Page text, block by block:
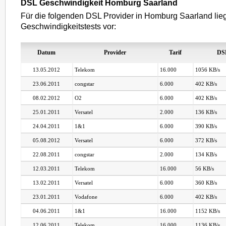
DSL Geschwindigkeit Homburg Saarland
Für die folgenden DSL Provider in Homburg Saarland
Geschwindigkeitstests vor:
Datum Provider Tarif
13.05.2012 Telekom 16.000 1056 KB/s
23.06.2011 congstar 6.000 402 KB/s
08.02.2012 O2 6.000 402 KB/s
25.01.2011 Versatel 2.000 136 KB/s
24.04.2011 1&1 6.000 390 KB/s
05.08.2012 Versatel 6.000 372 KB/s
22.08.2011 congstar 2.000 134 KB/s
12.03.2011 Telekom 16.000 56 KB/s
13.02.2011 Versatel 6.000 360 KB/s
23.01.2011 Vodafone 6.000 402 KB/s
04.06.2011 1&1 16.000 1152 KB/s